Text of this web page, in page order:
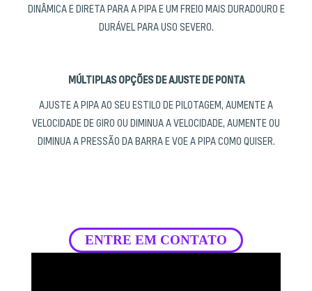
DINÂMICA E DIRETA PARA A PIPA E UM FREIO MAIS DURADOURO E
DURÁVEL PARA USO SEVERO.
MÚLTIPLAS OPÇÕES DE AJUSTE DE PONTA
AJUSTE A PIPA AO SEU ESTILO DE PILOTAGEM, AUMENTE A
VELOCIDADE DE GIRO OU DIMINUA A VELOCIDADE, AUMENTE OU
DIMINUA A PRESSÃO DA BARRA E VOE A PIPA COMO QUISER.
ENTRE EM CONTATO